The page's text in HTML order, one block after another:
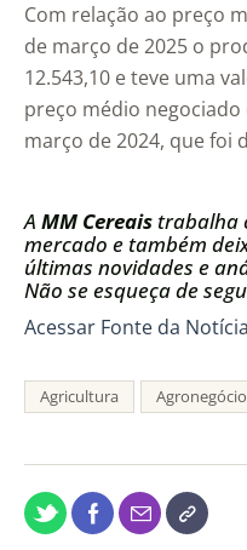
Com relação ao preço
de março de 2025 o
12.543,10 e teve uma
preço médio
março de 2024, que foi
A MM Cereais trabalha
mercado e também
últimas novidades e
Não se esqueça de
Acessar Fonte da Notícia
Agricultura Agronegócio